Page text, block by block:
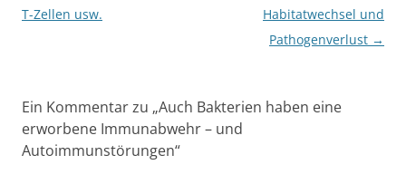
T-Zellen usw.
Habitatwechsel und
Pathogenverlust →
Ein Kommentar zu „Auch Bakterien haben eine
erworbene Immunabwehr – und
Autoimmunstörungen“